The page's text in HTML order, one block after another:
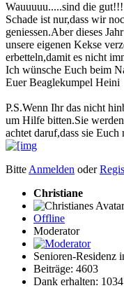
Wauuuuu.....sind die gut!!!
Schade ist nur,dass wir
geniessen.Aber dieses
unsere eigenen Kekse
erbetteln,damit es nicht
Ich wünsche Euch beim
Euer Beaglekumpel Heini
P.S.Wenn Ihr das nicht
um Hilfe bitten.Sie
achtet daruf,dass sie
Bitte Anmelden oder
Christiane
Offline
Moderator
Senioren-Residenz
Beiträge: 4603
Dank erhalten: